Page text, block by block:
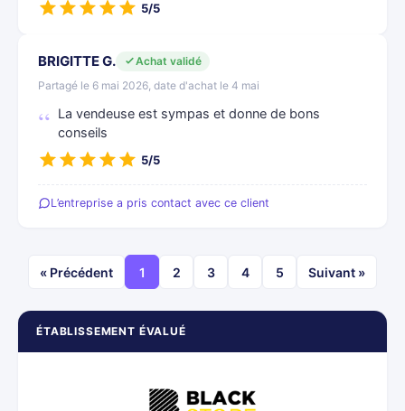
ÉTABLISSEMENT ÉVALUÉ
5/5
BRIGITTE G.
Achat validé
Partagé le 6 mai 2026, date d'achat le 4 mai
La vendeuse est sympas et donne de bons
conseils
5/5
L’entreprise a pris contact avec ce client
« Précédent 1 2 3 4 5 Suivant »